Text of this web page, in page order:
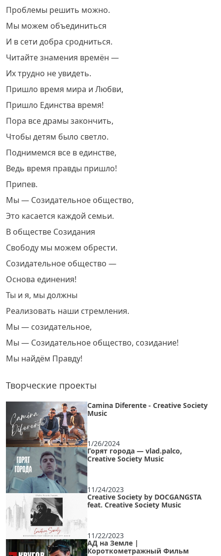
Проблемы решить можно.
Мы можем объединиться
И в сети добра сродниться.
Читайте знамения времён —
Их трудно не увидеть.
Пришло время мира и Любви,
Пришло Единства время!
Пора все драмы закончить,
Чтобы детям было светло.
Поднимемся все в единстве,
Ведь время правды пришло!
Припев.
Мы — Созидательное общество,
Это касается каждой семьи.
В обществе Созидания
Свободу мы можем обрести.
Созидательное общество —
Основа единения!
Ты и я, мы должны
Реализовать наши стремления.
Мы — созидательное,
Мы — Созидательное общество, созидание!
Мы найдём Правду!
Творческие проекты
Camina Diferente - Creative Society
Music
1/26/2024
Горят города — vlad.palco,
Creative Society Music
11/24/2023
Creative Society by DOCGANGSTA
feat. Creative Society Music
11/22/2023
АД на Земле |
Короткометражный Фильм